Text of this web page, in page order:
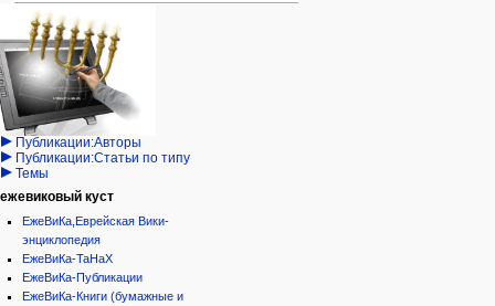
Навигация
персональные инструменты
войти
запрос
учётной
записи
категории
Израиль:Страна и
государство
Иудаизм
Народ
Проекты
Проекты/Участники/
дополнения
Публикации:Авторы
Публикации:Статьи по типу
Темы
ежевиковый куст
ЕжеВиКа,Еврейская Вики-
энциклопедия
ЕжеВиКа-ТаНаХ
ЕжеВиКа-Публикации
ЕжеВиКа-Книги (бумажные и